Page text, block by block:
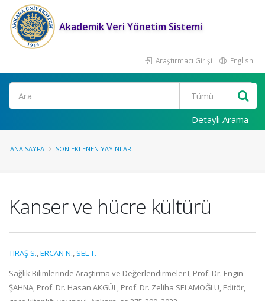
Akademik Veri Yönetim Sistemi
Araştırmacı Girişi English
Ara
Detaylı Arama
ANA SAYFA SON EKLENEN YAYINLAR
Kanser ve hücre kültürü
TIRAŞ S.,ERCAN N., SEL T.
Sağlık Bilimlerinde Araştırma ve Değerlendirmeler I, Prof. Dr. Engin
ŞAHNA, Prof. Dr. Hasan AKGÜL, Prof. Dr. Zeliha SELAMOĞLU, Editör,